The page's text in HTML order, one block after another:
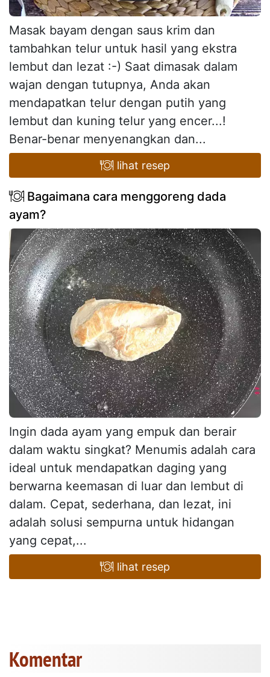
Masak bayam dengan saus krim dan
tambahkan telur untuk hasil yang ekstra
lembut dan lezat :-) Saat dimasak dalam
wajan dengan tutupnya, Anda akan
mendapatkan telur dengan putih yang
lembut dan kuning telur yang encer...!
Benar-benar menyenangkan dan...
lihat resep
Bagaimana cara menggoreng dada
ayam?
Ingin dada ayam yang empuk dan berair
dalam waktu singkat? Menumis adalah cara
ideal untuk mendapatkan daging yang
berwarna keemasan di luar dan lembut di
dalam. Cepat, sederhana, dan lezat, ini
adalah solusi sempurna untuk hidangan
yang cepat,...
lihat resep
Komentar